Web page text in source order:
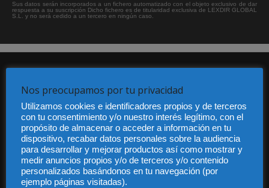
Sus datos serán incorporados a un fichero automatizado con el objeto exclusivo de dar
respuesta a su suscripción Dicho fichero es de titularidad exclusiva de LEXDIR GLOBAL
S.L. y no será cedido a un tercero en ningún caso.
Audiencia y Publicidad
Quiénes somos
Legal
Privacidad
Contacto
Nos preocupamos por tu privacidad
Utilizamos cookies e identificadores propios y de terceros
con tu consentimiento y/o nuestro interés legítimo, con el
propósito de almacenar o acceder a información en tu
dispositivo, recabar datos personales sobre la audiencia
para desarrollar y mejorar productos así como mostrar y
medir anuncios propios y/o de terceros y/o contenido
personalizados basándonos en tu navegación (por
ejemplo páginas visitadas).